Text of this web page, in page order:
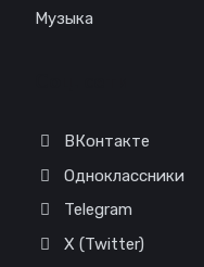
Музыка
ВКонтакте
Одноклассники
Telegram
X (Twitter)